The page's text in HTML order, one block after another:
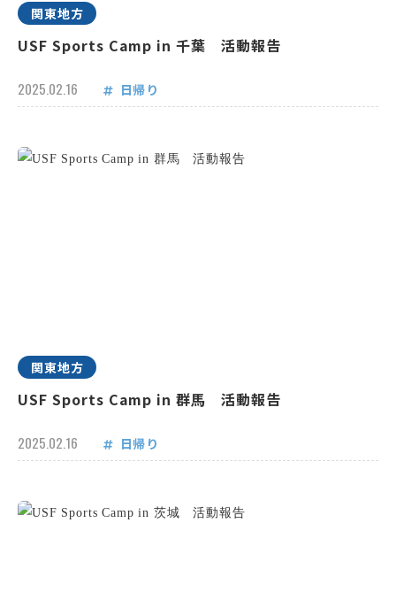
関東地方
USF Sports Camp in 千葉 活動報告
2025.02.16 日帰り
関東地方
USF Sports Camp in 群馬 活動報告
2025.02.16 日帰り